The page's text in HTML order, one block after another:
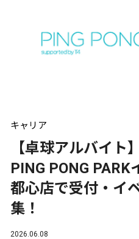
キャリア
【卓球アルバイト
PING PONG
都心店で受付・イ
集！
2026.06.08